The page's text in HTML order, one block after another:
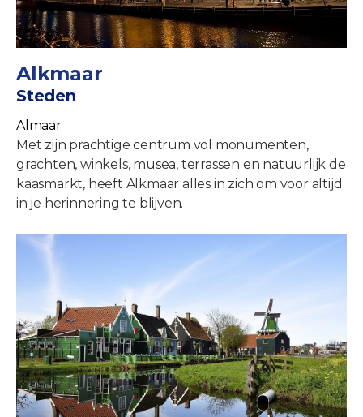
Alkmaar
Steden
Almaar
Met zijn prachtige centrum vol monumenten,
grachten, winkels, musea, terrassen en natuurlijk de
kaasmarkt, heeft Alkmaar alles in zich om voor altijd
in je herinnering te blijven.